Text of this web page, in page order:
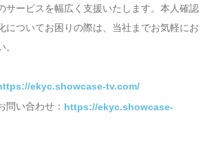
サービスを幅広く支援いたします。本人確認
についてお困りの際は、当社までお気軽にお
ekyc.showcase-tv.com/
問い合わせ： https://ekyc.showcase-